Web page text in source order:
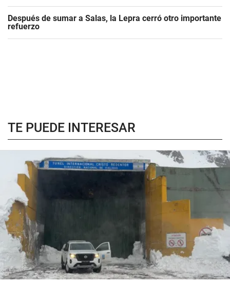
Después de sumar a Salas, la Lepra cerró otro importante
refuerzo
TE PUEDE INTERESAR